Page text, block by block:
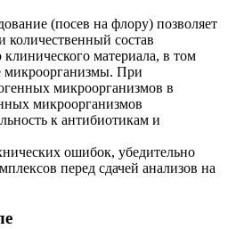
(посев на флору) позволяет
количественный состав
материала, в том
микроорганизмы. При
микроорганизмов в
микроорганизмов
к антибиотикам и
ошибок, убедительно
перед сдачей анализов на